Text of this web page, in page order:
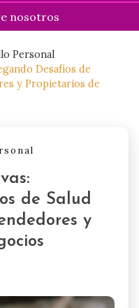
nosotros
Personal
Desafíos de
y Propietarios de
de Salud
y